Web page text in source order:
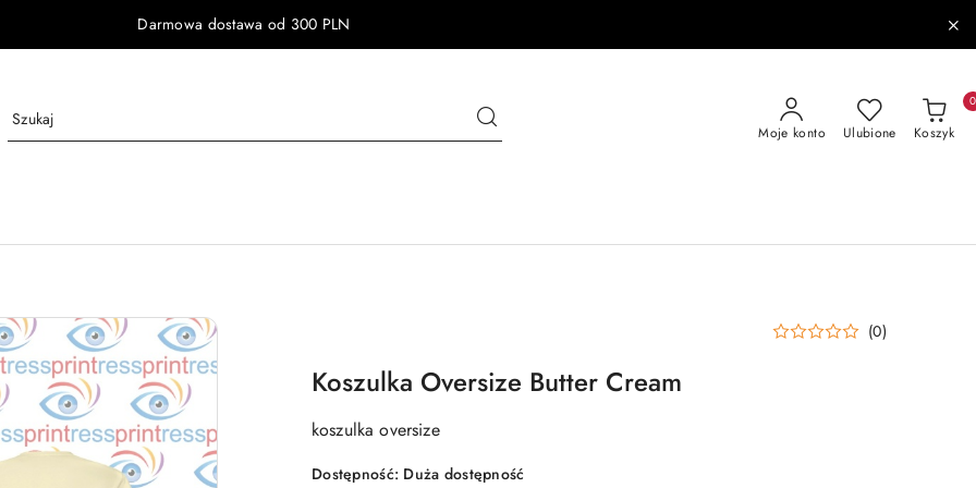
Darmowa dostawa od 300 PLN
Moje konto Ulubione Koszyk
0
(0)
Koszulka Oversize Butter Cream
koszulka oversize
Dostępność: Duża dostępność